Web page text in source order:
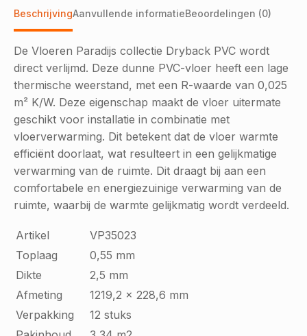
BeschrijvingAanvullende informatieBeoordelingen (0)
De Vloeren Paradijs collectie Dryback PVC wordt
direct verlijmd. Deze dunne PVC-vloer heeft een lage
thermische weerstand, met een R-waarde van 0,025
m² K/W. Deze eigenschap maakt de vloer uitermate
geschikt voor installatie in combinatie met
vloerverwarming. Dit betekent dat de vloer warmte
efficiënt doorlaat, wat resulteert in een gelijkmatige
verwarming van de ruimte. Dit draagt bij aan een
comfortabele en energiezuinige verwarming van de
ruimte, waarbij de warmte gelijkmatig wordt verdeeld.
Artikel
VP35023
Toplaag
0,55 mm
Dikte
2,5 mm
Afmeting
1219,2 x 228,6 mm
Verpakking
12 stuks